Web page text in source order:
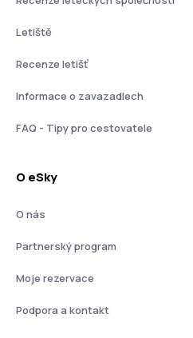
Letiště
Recenze letišť
Informace o zavazadlech
FAQ - Tipy pro cestovatele
O eSky
O nás
Partnerský program
Moje rezervace
Podpora a kontakt